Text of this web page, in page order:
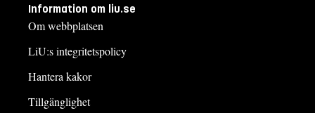
Information om liu.se
Om webbplatsen
LiU:s integritetspolicy
Hantera kakor
Tillgänglighet